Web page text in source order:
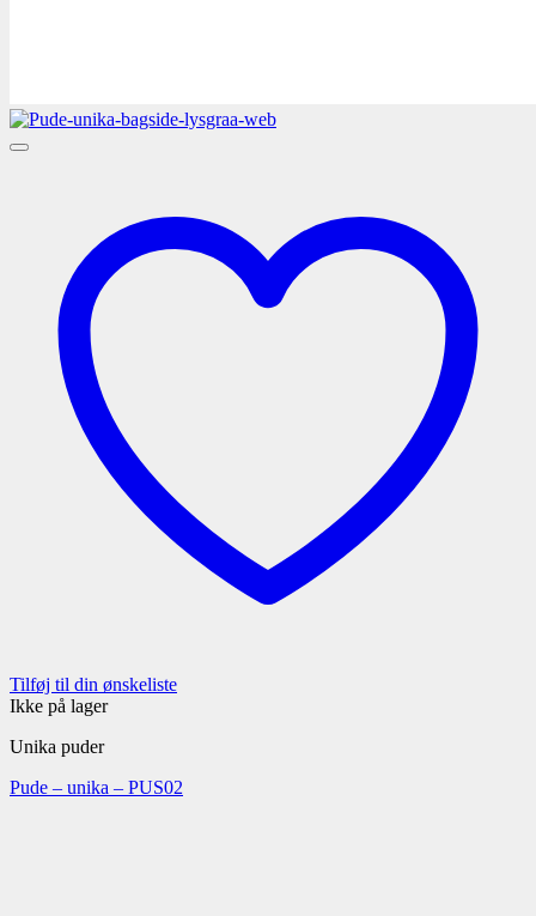
Tilføj til din ønskeliste
Ikke på lager
Unika puder
Pude – unika – PUS02